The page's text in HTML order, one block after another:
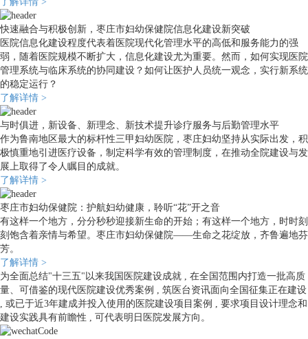
快速融合与积极创新，枣庄市妇幼保健院信息化建设新突破
医院信息化建设程度代表着医院现代化管理水平的高低和服务能力的强
弱，随着医院规模不断扩大，信息化建设尤为重要。然而，如何实现医院
管理系统与临床系统的协同建设？如何让医护人员统一观念，实行新系统
的稳定运行？
了解详情 >
与时俱进，新设备、新理念、新技术提升诊疗服务与后勤管理水平
作为鲁南地区最大的标杆性三甲妇幼医院，枣庄妇幼坚持从实际出发，积
极慎重地引进医疗设备，制定科学有效的管理制度，在推动全院建设与发
展上取得了令人瞩目的成就。
了解详情 >
枣庄市妇幼保健院：护航妇幼健康，聆听“花”开之音
有这样一个地方，分分秒秒迎接新生命的开始；有这样一个地方，时时刻
刻饱含着亲情与希望。枣庄市妇幼保健院——生命之花绽放，齐鲁遍地芬
芳。
了解详情 >
为全面总结"十三五"以来我国医院建设成就 , 在全国范围内打造一批高质
量、可借鉴的现代医院建设优秀案例 , 筑医台资讯面向全国征集正在建设
, 或已于近3年建成并投入使用的医院建设项目案例 , 要求项目设计理念和
建设实践具有前瞻性 , 可代表明日医院发展方向。